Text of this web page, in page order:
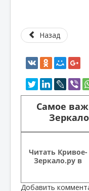
Назад
Самое
Читать Кривое-
Зеркало.ру в
Добавить